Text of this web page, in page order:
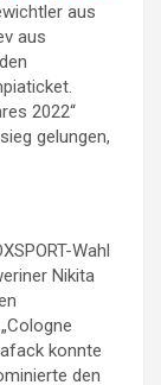
aus
aus
2022“
gelungen,
Wahl
Nikita
konnte
den